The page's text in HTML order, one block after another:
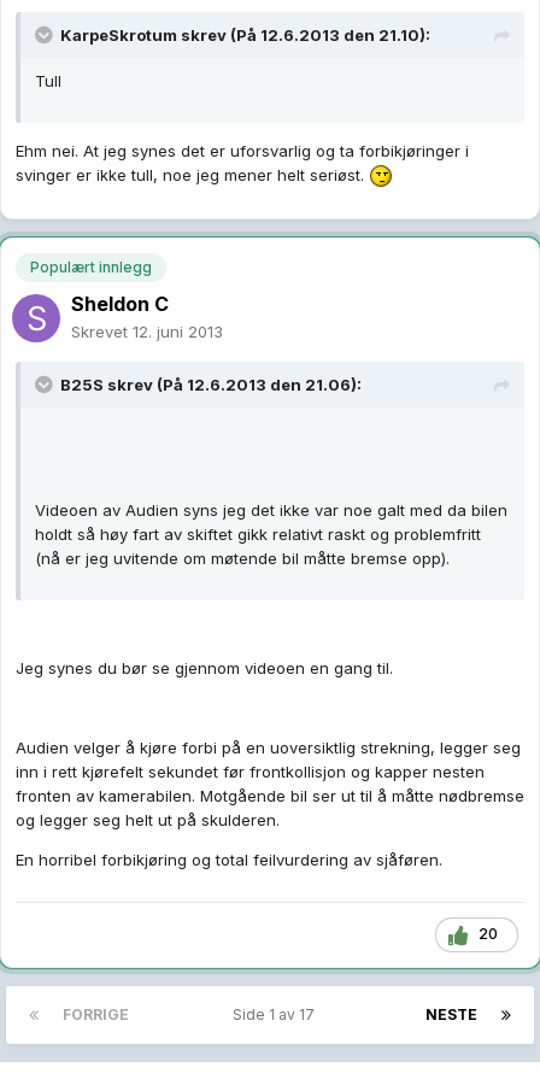
KarpeSkrotum skrev (På 12.6.2013 den 21.10):
Tull
Ehm nei. At jeg synes det er uforsvarlig og ta forbikjøringer i
svinger er ikke tull, noe jeg mener helt seriøst.
Populært innlegg
Sheldon C
Skrevet 12. juni 2013
B25S skrev (På 12.6.2013 den 21.06):
Videoen av Audien syns jeg det ikke var noe galt med da bilen
holdt så høy fart av skiftet gikk relativt raskt og problemfritt
(nå er jeg uvitende om møtende bil måtte bremse opp).
Jeg synes du bør se gjennom videoen en gang til.
Audien velger å kjøre forbi på en uoversiktlig strekning, legger seg
inn i rett kjørefelt sekundet før frontkollisjon og kapper nesten
fronten av kamerabilen. Motgående bil ser ut til å måtte nødbremse
og legger seg helt ut på skulderen.
En horribel forbikjøring og total feilvurdering av sjåføren.
20
FORRIGE NESTE
Side 1 av 17